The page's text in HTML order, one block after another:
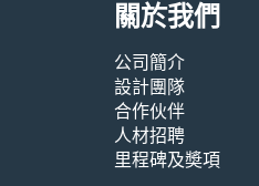
關於我們
公司簡介
設計團隊
合作伙伴
人材招聘
里程碑及奬項